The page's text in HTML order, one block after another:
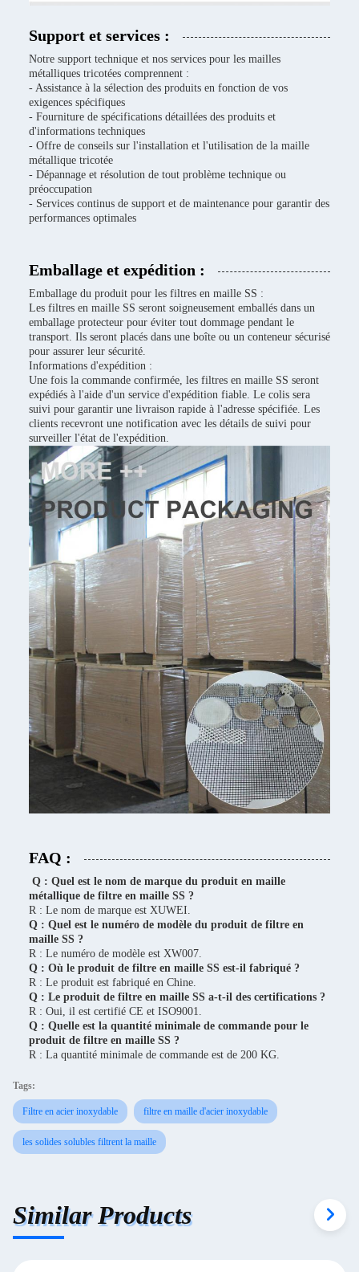
Support et services :
Notre support technique et nos services pour les mailles
métalliques tricotées comprennent :
- Assistance à la sélection des produits en fonction de vos
exigences spécifiques
- Fourniture de spécifications détaillées des produits et
d'informations techniques
- Offre de conseils sur l'installation et l'utilisation de la maille
métallique tricotée
- Dépannage et résolution de tout problème technique ou
préoccupation
- Services continus de support et de maintenance pour garantir des
performances optimales
Emballage et expédition :
Emballage du produit pour les filtres en maille SS :
Les filtres en maille SS seront soigneusement emballés dans un
emballage protecteur pour éviter tout dommage pendant le
transport. Ils seront placés dans une boîte ou un conteneur sécurisé
pour assurer leur sécurité.
Informations d'expédition :
Une fois la commande confirmée, les filtres en maille SS seront
expédiés à l'aide d'un service d'expédition fiable. Le colis sera
suivi pour garantir une livraison rapide à l'adresse spécifiée. Les
clients recevront une notification avec les détails de suivi pour
surveiller l'état de l'expédition.
FAQ :
Q : Quel est le nom de marque du produit en maille
métallique de filtre en maille SS ?
R : Le nom de marque est XUWEI.
Q : Quel est le numéro de modèle du produit de filtre en
maille SS ?
R : Le numéro de modèle est XW007.
Q : Où le produit de filtre en maille SS est-il fabriqué ?
R : Le produit est fabriqué en Chine.
Q : Le produit de filtre en maille SS a-t-il des certifications ?
R : Oui, il est certifié CE et ISO9001.
Q : Quelle est la quantité minimale de commande pour le
produit de filtre en maille SS ?
R : La quantité minimale de commande est de 200 KG.
Tags:
Filtre en acier inoxydable filtre en maille d'acier inoxydable
les solides solubles filtrent la maille
Similar Products